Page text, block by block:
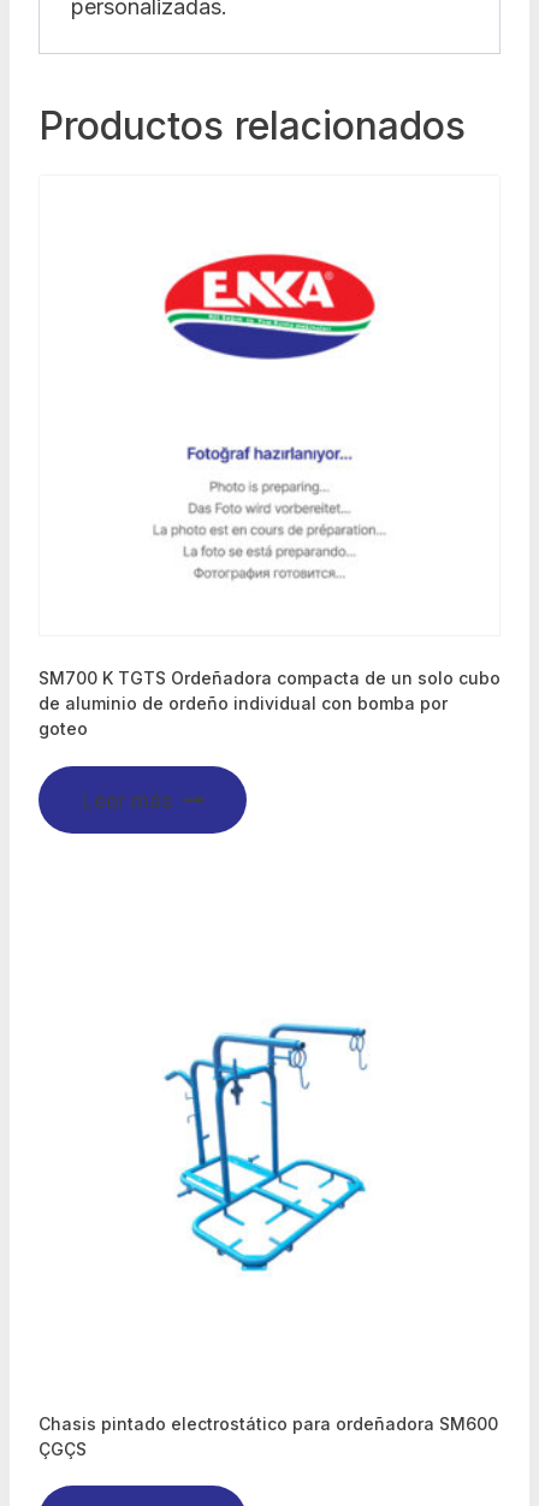
personalizadas.
Productos relacionados
SM700 K TGTS Ordeñadora compacta de un solo cubo
de aluminio de ordeño individual con bomba por
goteo
Leer más
Chasis pintado electrostático para ordeñadora SM600
ÇGÇS